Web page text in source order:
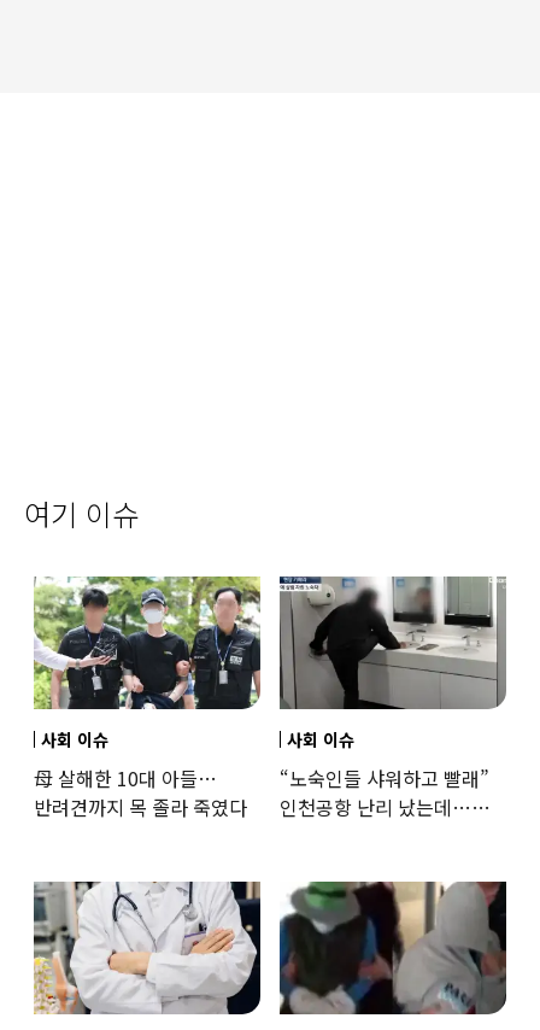
여기 이슈
사회 이슈
母 살해한 10대 아들…
반려견까지 목 졸라 죽였다
사회 이슈
“노숙인들 샤워하고 빨래”
인천공항 난리 났는데…